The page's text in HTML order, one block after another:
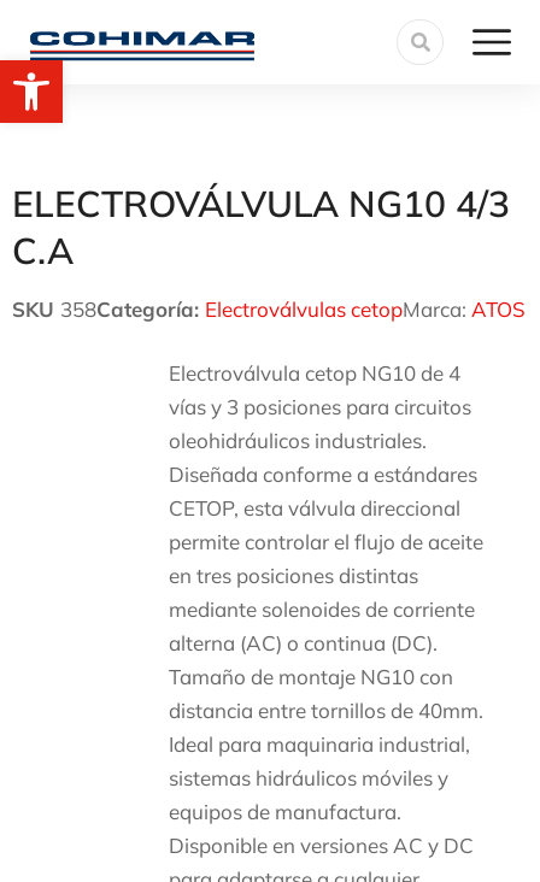
ELECTROVÁLVULA NG10 4/3
C.A
SKU 358Categoría: Electroválvulas cetopMarca: ATOS
Electroválvula cetop NG10 de 4
vías y 3 posiciones para circuitos
oleohidráulicos industriales.
Diseñada conforme a estándares
CETOP, esta válvula direccional
permite controlar el flujo de aceite
en tres posiciones distintas
mediante solenoides de corriente
alterna (AC) o continua (DC).
Tamaño de montaje NG10 con
distancia entre tornillos de 40mm.
Ideal para maquinaria industrial,
sistemas hidráulicos móviles y
equipos de manufactura.
Disponible en versiones AC y DC
Abrir barra de herramientas